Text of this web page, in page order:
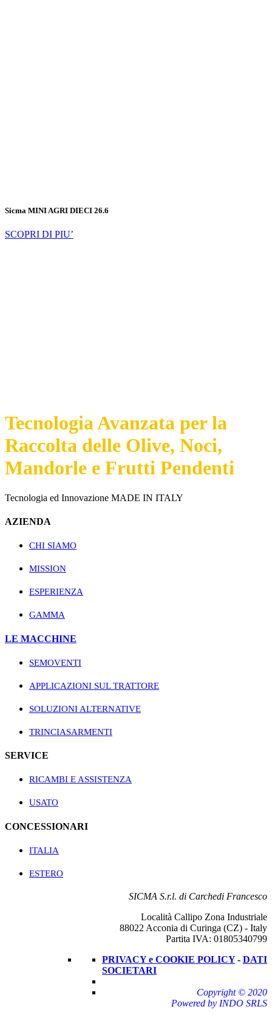
Sicma MINI AGRI DIECI 26.6
SCOPRI DI PIU’
Tecnologia Avanzata per la
Raccolta delle Olive, Noci,
Mandorle e Frutti Pendenti
Tecnologia ed Innovazione MADE IN ITALY
AZIENDA
CHI SIAMO
MISSION
ESPERIENZA
GAMMA
LE MACCHINE
SEMOVENTI
APPLICAZIONI SUL TRATTORE
SOLUZIONI ALTERNATIVE
TRINCIASARMENTI
SERVICE
RICAMBI E ASSISTENZA
USATO
CONCESSIONARI
ITALIA
ESTERO
SICMA S.r.l. di Carchedi Francesco
Località Callipo Zona Industriale
88022 Acconia di Curinga (CZ) - Italy
Partita IVA: 01805340799
PRIVACY e COOKIE POLICY- DATI
SOCIETARI
Copyright © 2020
Powered by INDO SRLS